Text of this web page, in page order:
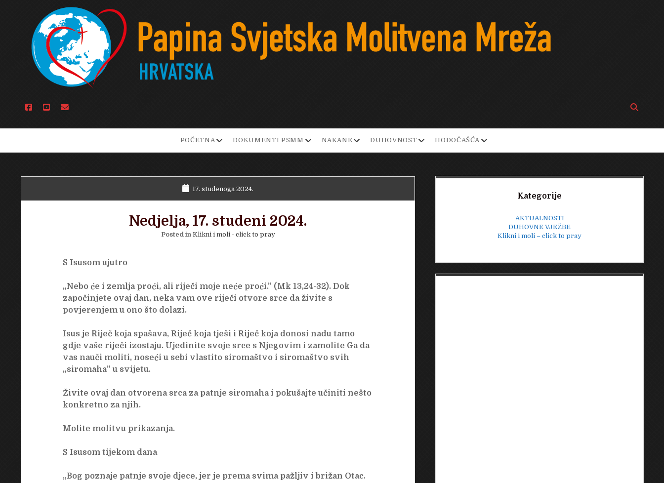
facebook
youtubeemail
Open
bar
POČETNAopen
menu
DOKUMENTI PSMM open
menu
NAKANE open
menu
DUHOVNOST open
menu
HODOČAŠĆA open
menu
17. studenoga 2024.
Nedjelja, 17. studeni 2024.
Posted in Klikni i moli - click to pray
S Isusom ujutro
„Nebo će i zemlja proći, ali riječi moje neće proći.” (Mk 13,24-32). Dok
započinjete ovaj dan, neka vam ove riječi otvore srce da živite s
povjerenjem u ono što dolazi.
Isus je Riječ koja spašava, Riječ koja tješi i Riječ koja donosi nadu tamo
gdje vaše riječi izostaju. Ujedinite svoje srce s Njegovim i zamolite Ga da
vas nauči moliti, noseći u sebi vlastito siromaštvo i siromaštvo svih
„siromaha” u svijetu.
Živite ovaj dan otvorena srca za patnje siromaha i pokušajte učiniti nešto
konkretno za njih.
Molite molitvu prikazanja.
S Isusom tijekom dana
„Bog poznaje patnje svoje djece, jer je prema svima pažljiv i brižan Otac.
Sidebar
Kategorije
AKTUALNOSTI
DUHOVNE VJEŽBE
Klikni i moli – click to pray